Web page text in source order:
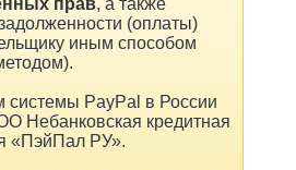
прав, а также
(оплаты)
иным способом
системы PayPal в России
Небанковская кредитная
«ПэйПал РУ».